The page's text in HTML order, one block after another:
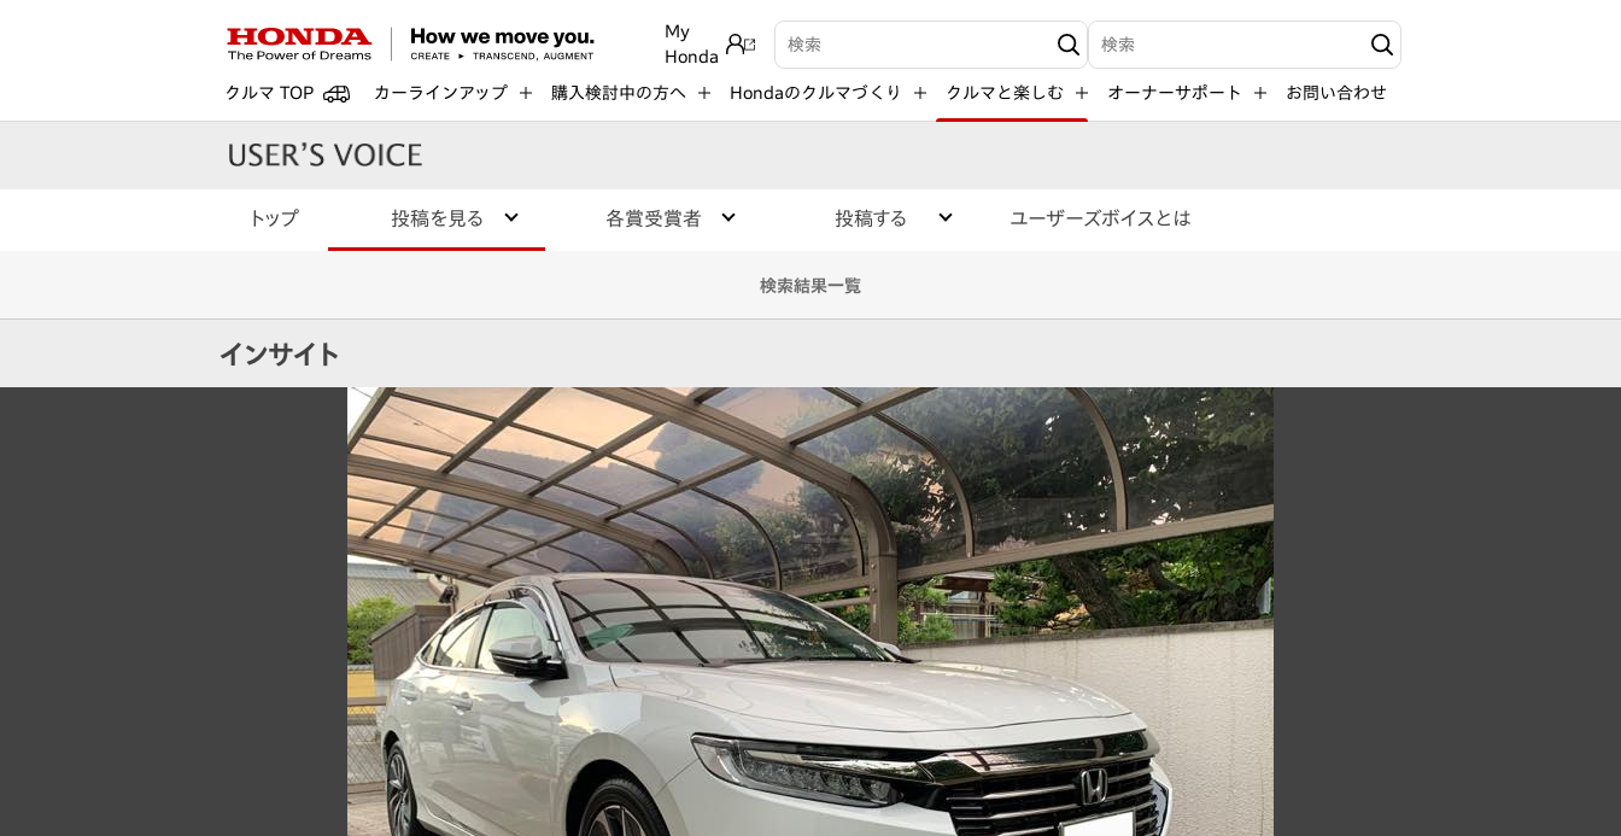
My
Honda
検索キーワード入力 検索キーワード入力
クルマ TOP カーラインアップ 購入検討中の方へ Hondaのクルマづくり クルマと楽しむ オーナーサポート お問い合わせ
トップ 投稿を見る 各賞受賞者 投稿する ユーザーズボイスとは
検索結果一覧
インサイト